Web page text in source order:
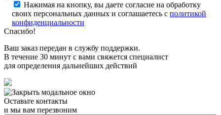
Нажимая на кнопку, вы даете согласие на обработку
своих персональных данных и соглашаетесь с политикой
конфиденциальности
Спасибо!
Ваш заказ передан в службу поддержки.
В течение 30 минут с вами свяжется специалист
для определения дальнейших действий
Оставьте контакты
и мы вам перезвоним